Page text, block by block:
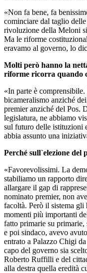
«Non fa bene, fa
cominciare dal taglio delle
rivoluzione della Meloni
Ma le riforme
eravamo al governo, lo
Molti però hanno la
riforme ricorra quando
«In parte è
bicameralismo anziché
premier anziché del Pos.
legislatura, ne abbiamo
sul futuro delle istituzioni
abbia assunto una
Perché sull`elezione del
«Favorevolissimi. La
stabiliamo un rapporto
allargare il gap di
nominato premier, non
facoltà. Però il sistema gli
momenti più importanti
fatto primarie su primarie,
e poi sindaco, avevo
entrato a Palazzo Chigi
capo del governo sia
Roberto Ruffilli e del
alla destra quella eredità